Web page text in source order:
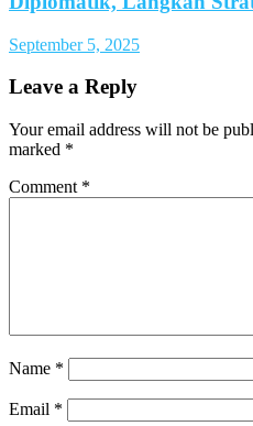
September 5, 2025
Leave a Reply
Your email address will not be
marked *
Comment *
Name *
Email *